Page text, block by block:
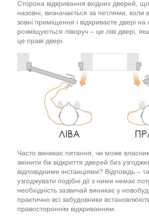
Сторона відкривання вхідних дверей,
назовні, визначається за петлями, коли
зовні приміщення і відкриваєте двері
розміщуються ліворуч – це ліві двері,
це праві двері.
Часто виникає питання, чи може
змінити бік відкриття дверей без
відповідними інстанціями? Відповідь –
узгоджувати подібні дії з ними немає
необхідність зазвичай виникає у
практично всі забудовники
правостороннім відкриванням.